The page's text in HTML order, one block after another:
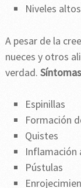
Niveles
A pesar de la
nueces y otros
verdad. Síntomas
Espinillas
Formación
Quistes
Inflamación
Pústulas